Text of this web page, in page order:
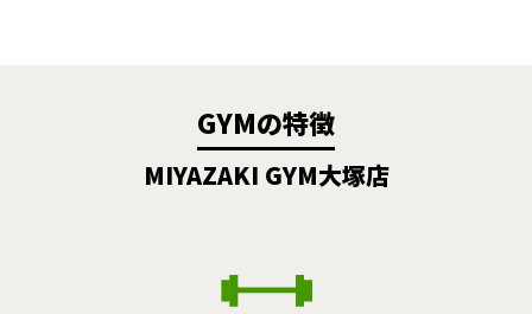
GYMの特徴
MIYAZAKI GYM大塚店